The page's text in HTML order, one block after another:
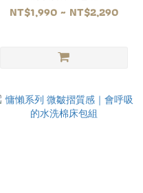
NT$1,990 ~ NT$2,290